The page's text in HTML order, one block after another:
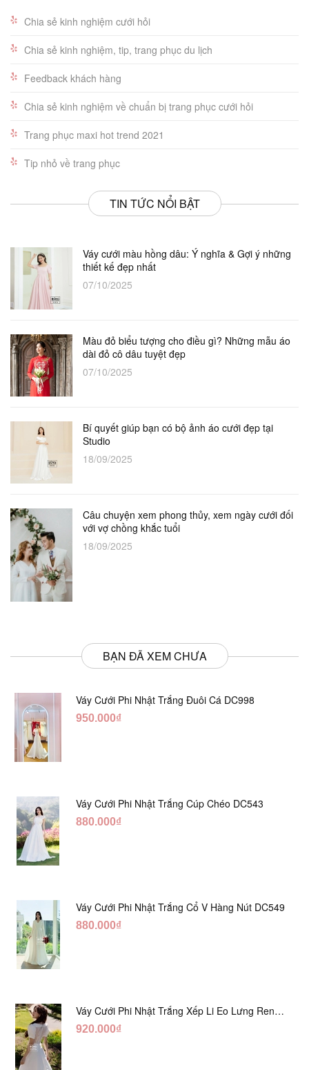
Chia sẻ kinh nghiệm cưới hỏi
Chia sẻ kinh nghiệm, tip, trang phục du lịch
Feedback khách hàng
Chia sẻ kinh nghiệm về chuẩn bị trang phục cưới hỏi
Trang phục maxi hot trend 2021
Tip nhỏ về trang phục
TIN TỨC NỔI BẬT
Váy cưới màu hồng dâu: Ý nghĩa & Gợi ý những
thiết kế đẹp nhất
07/10/2025
Màu đỏ biểu tượng cho điều gì? Những mẫu áo
dài đỏ cô dâu tuyệt đẹp
07/10/2025
Bí quyết giúp bạn có bộ ảnh áo cưới đẹp tại
Studio
18/09/2025
Câu chuyện xem phong thủy, xem ngày cưới đối
với vợ chồng khắc tuổi
18/09/2025
BẠN ĐÃ XEM CHƯA
Váy Cưới Phi Nhật Trắng Đuôi Cá DC998
950.000₫
Váy Cưới Phi Nhật Trắng Cúp Chéo DC543
880.000₫
Váy Cưới Phi Nhật Trắng Cổ V Hàng Nút DC549
880.000₫
Váy Cưới Phi Nhật Trắng Xếp Li Eo Lưng Ren
DC547
920.000₫